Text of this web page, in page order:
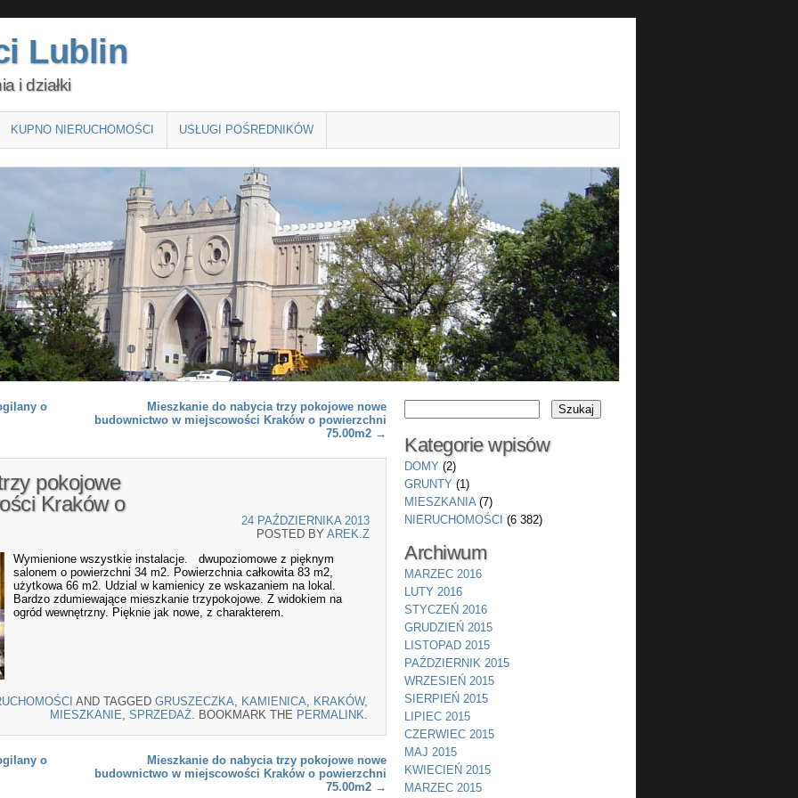
Lublin
i działki
KUPNO NIERUCHOMOŚCI USŁUGI POŚREDNIKÓW
o
Mieszkanie do nabycia trzy pokojowe nowe
budownictwo w miejscowości Kraków o powierzchni
75.00m2 →
pokojowe
Kraków o
24 PAŹDZIERNIKA 2013
POSTED BY AREK.Z
Wymienione wszystkie instalacje. dwupoziomowe z pięknym
salonem o powierzchni 34 m2. Powierzchnia całkowita 83 m2,
użytkowa 66 m2. Udzial w kamienicy ze wskazaniem na lokal.
Bardzo zdumiewające mieszkanie trzypokojowe. Z widokiem na
ogród wewnętrzny. Pięknie jak nowe, z charakterem.
AND TAGGED GRUSZECZKA, KAMIENICA, KRAKÓW,
MIESZKANIE, SPRZEDAŻ. BOOKMARK THE PERMALINK.
o
Mieszkanie do nabycia trzy pokojowe nowe
budownictwo w miejscowości Kraków o powierzchni
75.00m2 →
Kategorie wpisów
DOMY (2)
GRUNTY (1)
MIESZKANIA(7)
NIERUCHOMOŚCI (6 382)
Archiwum
MARZEC 2016
LUTY 2016
STYCZEŃ 2016
GRUDZIEŃ 2015
LISTOPAD 2015
PAŹDZIERNIK 2015
WRZESIEŃ 2015
SIERPIEŃ 2015
LIPIEC 2015
CZERWIEC 2015
MAJ 2015
KWIECIEŃ 2015
MARZEC 2015